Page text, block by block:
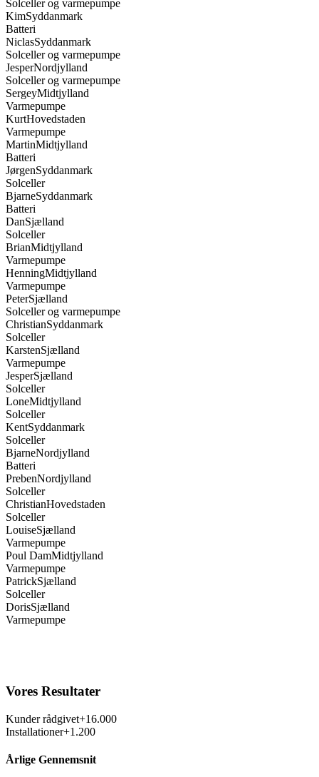
NiclasSyddanmark
Solceller og varmepumpe
JesperNordjylland
Solceller og varmepumpe
SergeyMidtjylland
Varmepumpe
KurtHovedstaden
Varmepumpe
MartinMidtjylland
Batteri
JørgenSyddanmark
Solceller
BjarneSyddanmark
Batteri
DanSjælland
Solceller
BrianMidtjylland
Varmepumpe
HenningMidtjylland
Varmepumpe
PeterSjælland
Solceller og varmepumpe
ChristianSyddanmark
Solceller
KarstenSjælland
Varmepumpe
JesperSjælland
Solceller
LoneMidtjylland
Solceller
KentSyddanmark
Solceller
BjarneNordjylland
Batteri
PrebenNordjylland
Solceller
ChristianHovedstaden
Solceller
LouiseSjælland
Varmepumpe
Poul DamMidtjylland
Varmepumpe
PatrickSjælland
Solceller
DorisSjælland
Varmepumpe
Vores Resultater
Kunder rådgivet+16.000
Installationer+1.200
Årlige Gennemsnit